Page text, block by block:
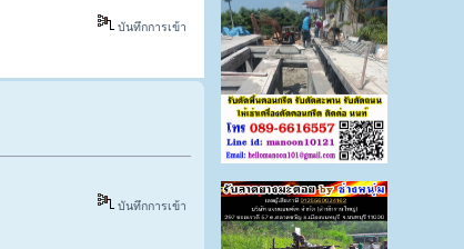
บันทึกการเข้า
บันทึกการเข้า